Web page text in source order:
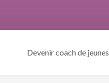
Devenir coach de jeunes